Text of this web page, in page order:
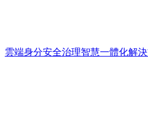
雲端身分安全治理智慧一體化解